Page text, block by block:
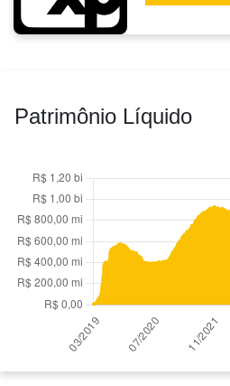
Patrimônio Líquido